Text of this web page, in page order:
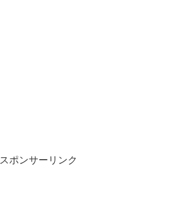
スポンサーリンク